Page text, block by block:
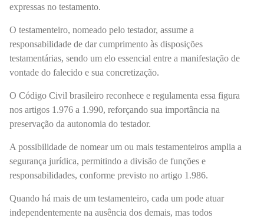
expressas no testamento.
O testamenteiro, nomeado pelo testador, assume a
responsabilidade de dar cumprimento às disposições
testamentárias, sendo um elo essencial entre a manifestação de
vontade do falecido e sua concretização.
O Código Civil brasileiro reconhece e regulamenta essa figura
nos artigos 1.976 a 1.990, reforçando sua importância na
preservação da autonomia do testador.
A possibilidade de nomear um ou mais testamenteiros amplia a
segurança jurídica, permitindo a divisão de funções e
responsabilidades, conforme previsto no artigo 1.986.
Quando há mais de um testamenteiro, cada um pode atuar
independentemente na ausência dos demais, mas todos